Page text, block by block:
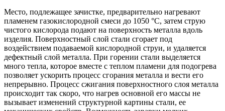
Место, подлежащее зачистке, предварительно нагревают
пламенем газокислородной смеси до 1050 °С, затем струю
чистого кислорода подают на поверхность металла вдоль
изделия. Поверхностный слой стали сгорает под
воздействием подаваемой кислородной струи, и удаляется
дефектный слой металла. При горении стали выделяется
много тепла, которое вместе с теплом пламени для подогрева
позволяет ускорить процесс сгорания металла и вести его
непрерывно. Процесс сжигания поверхностного слоя металла
происходит так скоро, что нагрев основной его массы не
вызывает изменений структурной картины стали, ее